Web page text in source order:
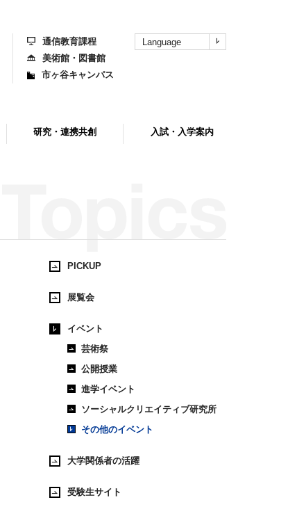
Language
通信教育課程
美術館・図書館
市ヶ谷キャンパス
研究・連携共創 入試・入学案内
PICKUP
展覧会
イベント
芸術祭
公開授業
進学イベント
ソーシャルクリエイティブ研究所
その他のイベント
大学関係者の活躍
受験生サイト